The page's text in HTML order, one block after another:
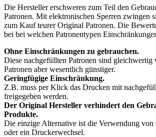
Die Hersteller erschweren zum Teil den
Patronen. Mit elektronischen Sperren zwingen
zum Kauf teurer Original Patronen. Die
bei bei welchen Patronentypen
Ohne Einschränkungen zu gebrauchen.
Diese nachgefüllten Patronen sind
Patronen aber wesentlich günstiger.
Geringfügige Einschränkung.
Z.B. muss per Klick das Drucken mit
freigegeben werden.
Der Original Hersteller verhindert den
Produkte.
Die einzige Alternative ist die Verwendung
oder ein Druckerwechsel.